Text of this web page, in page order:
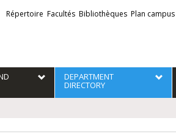
Liens
externes
Répertoire Facultés Bibliothèques Plan campus
DEPARTMENT
DIRECTORY